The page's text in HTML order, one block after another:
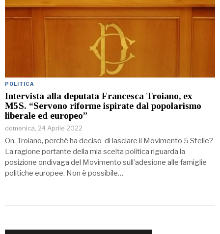
POLITICA
Intervista alla deputata Francesca Troiano, ex
M5S. “Servono riforme ispirate dal popolarismo
liberale ed europeo”
domenica, 24 Aprile 2022
On. Troiano, perché ha deciso di lasciare il Movimento 5 Stelle?
La ragione portante della mia scelta politica riguarda la
posizione ondivaga del Movimento sull’adesione alle famiglie
politiche europee. Non è possibile…